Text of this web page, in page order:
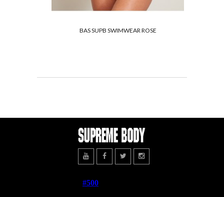
BAS SUPB SWIMWEAR ROSE